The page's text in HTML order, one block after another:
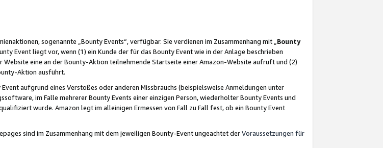
sogenannte „Bounty Events“, verfügbar. Sie verdienen im Zusammenhang mit „ Bounty
Event liegt vor, wenn (1) ein Kunde der für das Bounty Event wie in der Anlage beschrieben
Website eine an der Bounty-Aktion teilnehmende Startseite einer Amazon-Website aufruft und (2)
Aktion ausführt.
aufgrund eines Verstoßes oder anderen Missbrauchs (beispielsweise Anmeldungen unter
im Falle mehrerer Bounty Events einer einzigen Person, wiederholter Bounty Events und
wurde. Amazon legt im alleinigen Ermessen von Fall zu Fall fest, ob ein Bounty Event
sind im Zusammenhang mit dem jeweiligen Bounty-Event ungeachtet derVoraussetzungen für